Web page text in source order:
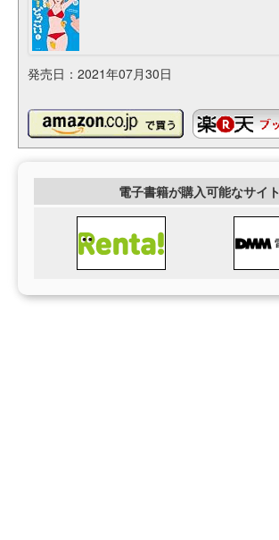
発売日：2021年07月30日
電子書籍が購入可能なサイト